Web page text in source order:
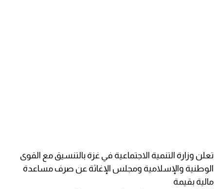
تعلن وزارة التنمية الاجتماعية في غزة بالتنسيق مع القوى
الوطنية والإسلامية ومجلس الإغاثة عن صرف مساعدة
مالية بقيمة